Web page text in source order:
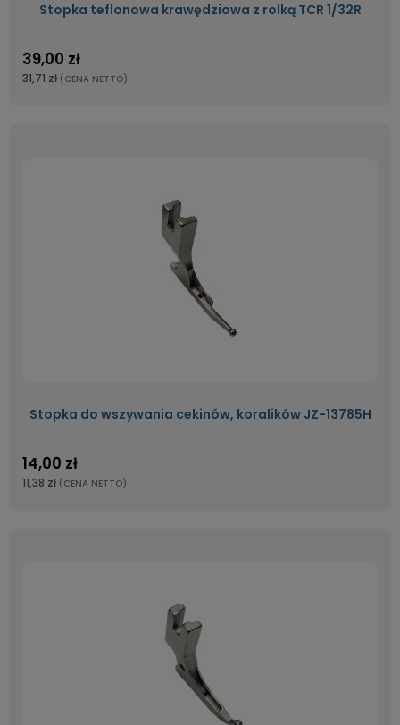
Stopka teflonowa krawędziowa z rolką TCR 1/32R
39,00 zł
31,71 zł (CENA NETTO)
Stopka do wszywania cekinów, koralików JZ-13785H
14,00 zł
11,38 zł (CENA NETTO)